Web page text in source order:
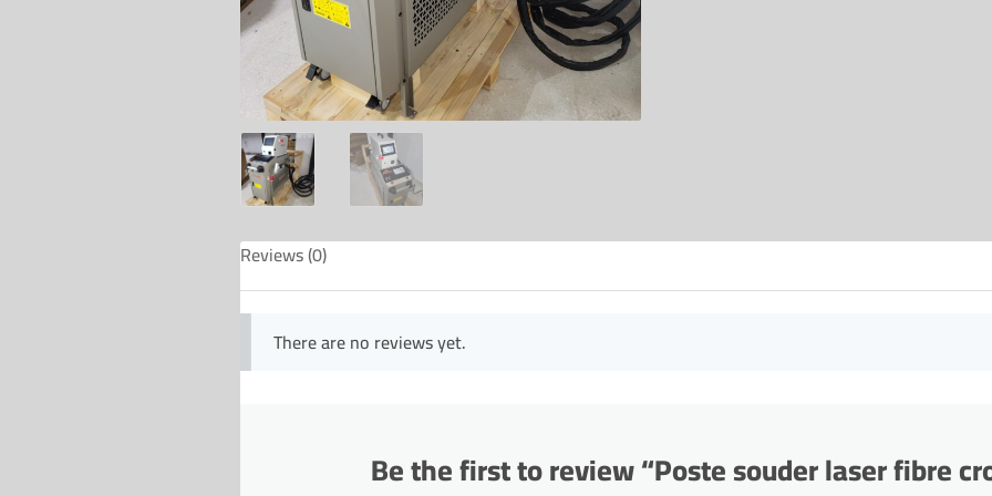
Reviews (0)
There are no reviews yet.
Be the first to review “Poste souder laser fibre